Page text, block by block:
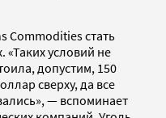
Commodities стать
«Таких условий не
допустим, 150
сверху, да все
— вспоминает